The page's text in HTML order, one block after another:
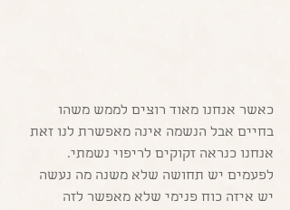
כאשר אנחנו מאוד רוצים לממש משהו
בחיים אבל הנשמה אינה מאפשרת לנו זאת
אנחנו כנראה זקוקים לריפוי נשמתי.
לפעמים יש תחושה שלא משנה מה נעשה
יש איזה כוח פנימי שלא מאפשר לזה